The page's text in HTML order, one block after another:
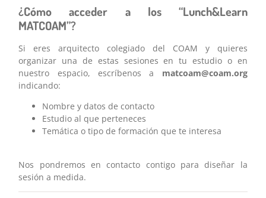
¿Cómo acceder a los “Lunch&Learn
MATCOAM”?
Si eres arquitecto colegiado del COAM y quieres
organizar una de estas sesiones en tu estudio o en
nuestro espacio, escríbenos a matcoam@coam.org
indicando:
Nombre y datos de contacto
Estudio al que perteneces
Temática o tipo de formación que te interesa
Nos pondremos en contacto contigo para diseñar la
sesión a medida.